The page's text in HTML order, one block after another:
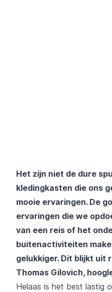
Het zijn niet de dure
kledingkasten die ons
mooie ervaringen. De
ervaringen die we
van een reis of het
buitenactiviteiten
gelukkiger. Dit blijkt uit
Thomas Gilovich,
Helaas is het best lastig